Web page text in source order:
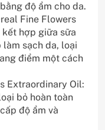
độ ẩm cho da.
Fine Flowers
kết hợp giữa sữa
sạch da, loại
điểm một cách
Extraordinary Oil:
bỏ hoàn toàn
độ ẩm và